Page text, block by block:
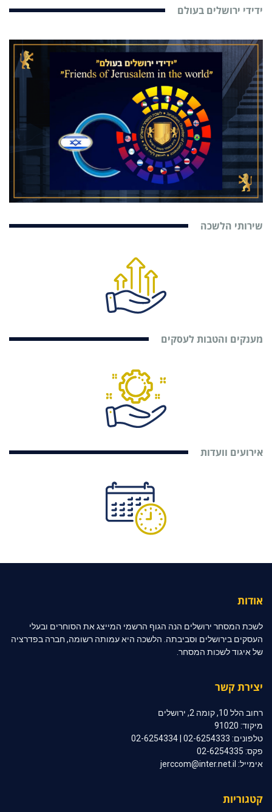
ידידי ירושלים בעולם
שירותי הלשכה
מענקים והטבות לעסקים
אירועים וועדות
אודות
לשכת המסחר ירושלים הנה הגוף הרשמי המייצג את הסוחרים ובעלי
העסקים בירושלים וסביבתה. הלשכה היא עמותה רשומה, חברה בפדרציה
של איגוד לשכות המסחר.
יצירת קשר
רחוב הלל 10, קומה 2, ירושלים
מיקוד: 91020
טלפונים: 02-6254333 | 02-6254334
פקס: 02-6254335
אימייל: jerccom@inter.net.il
קטגוריות